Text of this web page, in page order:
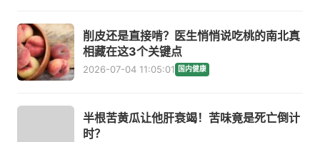
削皮还是直接啃？医生悄悄说吃桃的南北真
相藏在这3个关键点
2026-07-04 11:05:01 国内健康
半根苦黄瓜让他肝衰竭！苦味竟是死亡倒计
时？